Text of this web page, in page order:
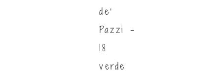
de'
Pazzi -
18
verde